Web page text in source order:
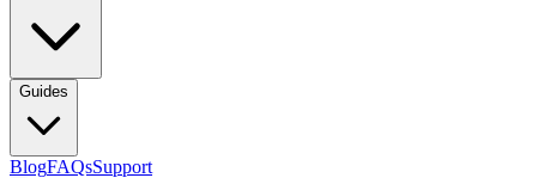
Guides
BlogFAQsSupport